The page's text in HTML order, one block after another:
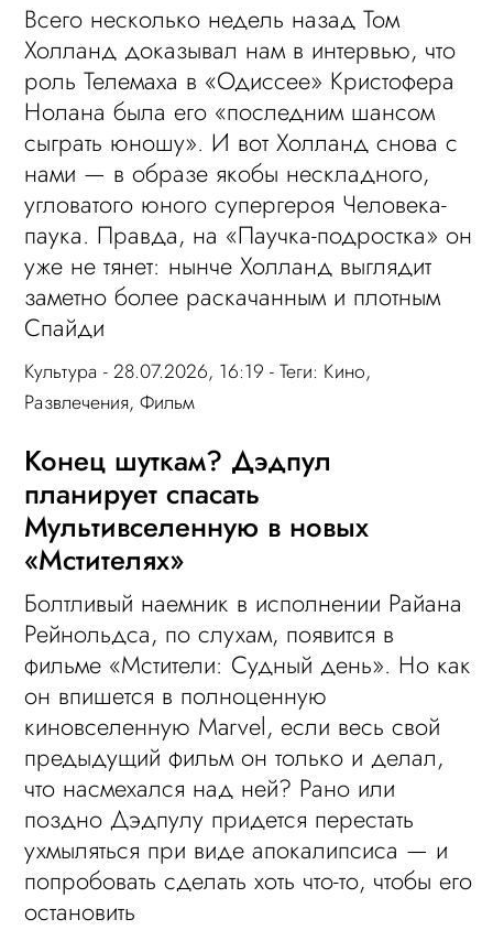
Всего несколько недель назад Том
Холланд доказывал нам в интервью, что
роль Телемаха в «Одиссее» Кристофера
Нолана была его «последним шансом
сыграть юношу». И вот Холланд снова с
нами — в образе якобы нескладного,
угловатого юного супергероя Человека-
паука. Правда, на «Паучка-подростка» он
уже не тянет: нынче Холланд выглядит
заметно более раскачанным и плотным
Спайди
Культура - 28.07.2026, 16:19 - Теги: Кино,
Развлечения,Фильм
Конец шуткам? Дэдпул
планирует спасать
Мультивселенную в новых
«Мстителях»
Болтливый наемник в исполнении Райана
Рейнольдса, по слухам, появится в
фильме «Мстители: Судный день». Но как
он впишется в полноценную
киновселенную Marvel, если весь свой
предыдущий фильм он только и делал,
что насмехался над ней? Рано или
поздно Дэдпулу придется перестать
ухмыляться при виде апокалипсиса — и
попробовать сделать хоть что-то, чтобы его
остановить